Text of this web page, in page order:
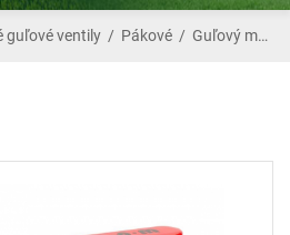
guľové ventily / Pákové / Guľový mosadzný ventil 3/4" MF, páka